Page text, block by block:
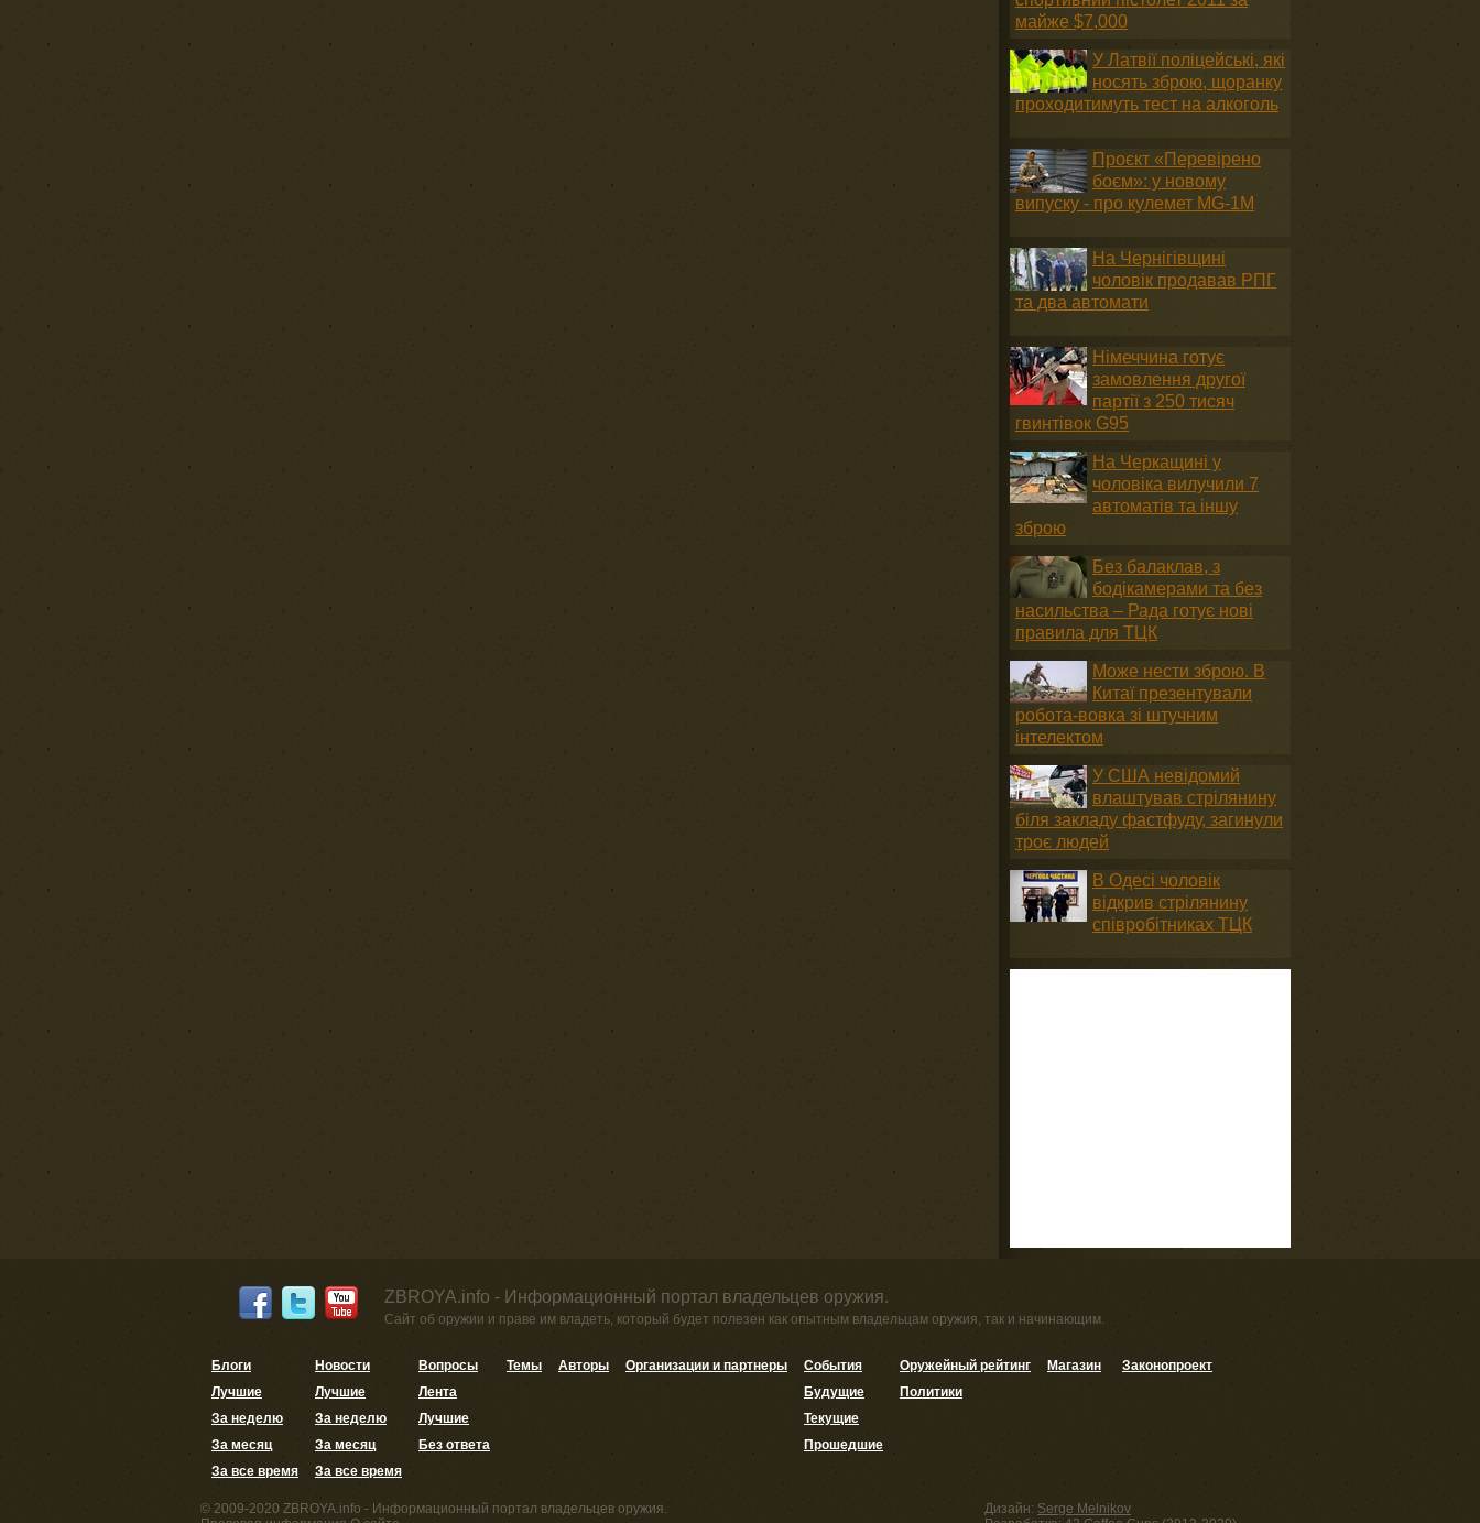
майже $7,000
У Латвії поліцейські, які
носять зброю, щоранку
проходитимуть тест на алкоголь
Проєкт «Перевірено
боєм»: у новому
випуску - про кулемет MG-1М
На Чернігівщині
чоловік продавав РПГ
та два автомати
Німеччина готує
замовлення другої
партії з 250 тисяч
гвинтівок G95
На Черкащині у
чоловіка вилучили 7
автоматів та іншу
зброю
Без балаклав, з
бодікамерами та без
насильства – Рада готує нові
правила для ТЦК
Може нести зброю. В
Китаї презентували
робота-вовка зі штучним
інтелектом
У США невідомий
влаштував стрілянину
біля закладу фастфуду, загинули
троє людей
В Одесі чоловік
відкрив стрілянину
співробітниках ТЦК
ZBROYA.info - Информационный портал владельцев оружия.
Сайт об оружии и праве им владеть, который будет полезен как опытным владельцам оружия, так и начинающим.
Блоги
Лучшие
За неделю
За месяц
За все время
Новости
Лучшие
За неделю
За месяц
За все время
Вопросы
Лента
Лучшие
Без ответа
Темы Авторы Организации и партнеры
События
Будущие
Текущие
Прошедшие
Оружейный рейтинг
Политики
Магазин Законопроект
© 2009-2020 ZBROYA.info - Информационный портал владельцев оружия.
Дизайн: Serge Melnikov